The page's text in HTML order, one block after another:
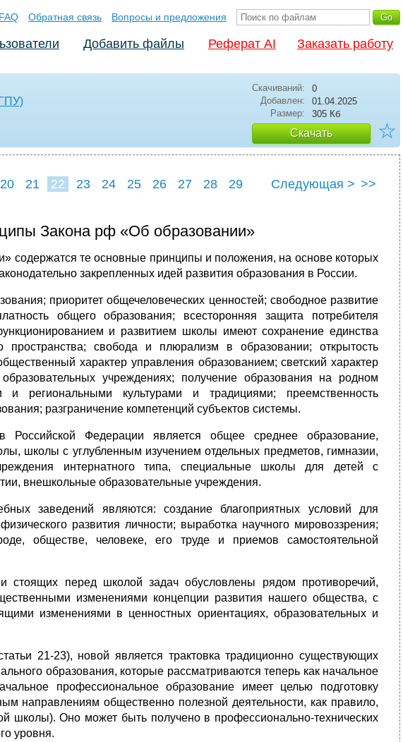
FAQ Обратная связь Вопросы и предложения
Добавить файлы Реферат AI Заказать работу
Скачиваний:
0
Добавлен:
01.04.2025
Размер:
305 Кб
Скачать ☆
20 21 22 23 24 25 26 27 28
29
Следующая > >>
Закона рф «Об образовании»
содержатся те основные принципы и положения, на основе которых
закрепленных идей развития образования в России.
приоритет общечеловеческих ценностей; свободное развитие
общего образования; всесторонняя защита потребителя
и развитием школы имеют сохранение единства
пространства; свобода и плюрализм в образовании; открытость
характер управления образованием; светский характер
учреждениях; получение образования на родном
региональными культурами и традициями; преемственность
разграничение компетенций субъектов системы.
Федерации является общее среднее образование,
школы с углубленным изучением отдельных предметов, гимназии,
интернатного типа, специальные школы для детей с
внешкольные образовательные учреждения.
заведений являются: создание благоприятных условий для
развития личности; выработка научного мировоззрения;
обществе, человеке, его труде и приемов самостоятельной
перед школой задач обусловлены рядом противоречий,
изменениями концепции развития нашего общества, с
изменениями в ценностных ориентациях, образовательных и
21-23), новой является трактовка традиционно существующих
образования, которые рассматриваются теперь как начальное
профессиональное образование имеет целью подготовку
направлениям общественно полезной деятельности, как правило,
школы). Оно может быть получено в профессионально-технических
уровня.